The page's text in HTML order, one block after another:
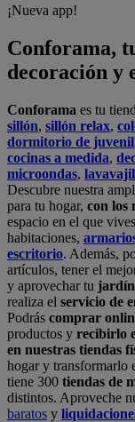
¡Nueva app!
Conforama,
decoración y
Conforama es tu
sillón, sillón relax,
dormitorio de juvenil
cocinas a medida,
microondas,
Descubre nuestra
para tu hogar, con los
espacio en el que
habitaciones,
escritorio. Además,
artículos, tener el
y aprovechar tu jardín
realiza el servicio de
Podrás comprar
productos y recibirlo
en nuestras tiendas
hogar y transformarlo
tiene 300 tiendas de
distintos. Aproveche
baratos y